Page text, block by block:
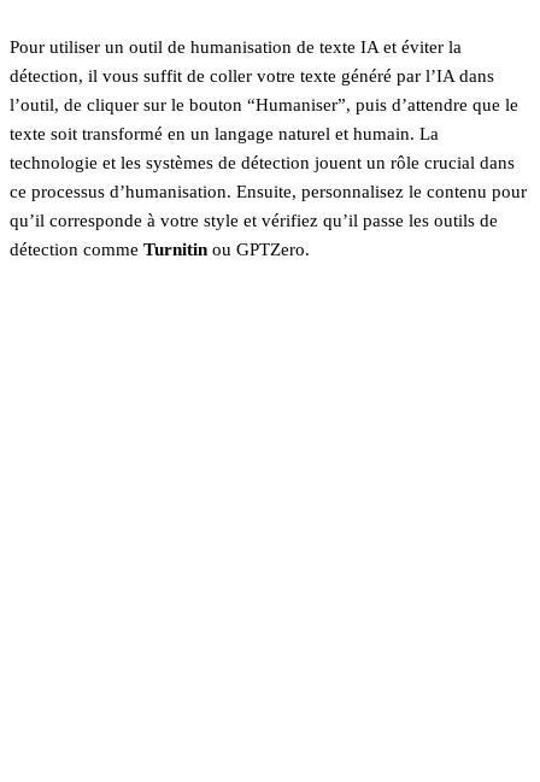
Pour utiliser un outil de humanisation de texte IA et éviter la
détection, il vous suffit de coller votre texte généré par l’IA dans
l’outil, de cliquer sur le bouton “Humaniser”, puis d’attendre que le
texte soit transformé en un langage naturel et humain. La
technologie et les systèmes de détection jouent un rôle crucial dans
ce processus d’humanisation. Ensuite, personnalisez le contenu pour
qu’il corresponde à votre style et vérifiez qu’il passe les outils de
détection comme Turnitin ou GPTZero.